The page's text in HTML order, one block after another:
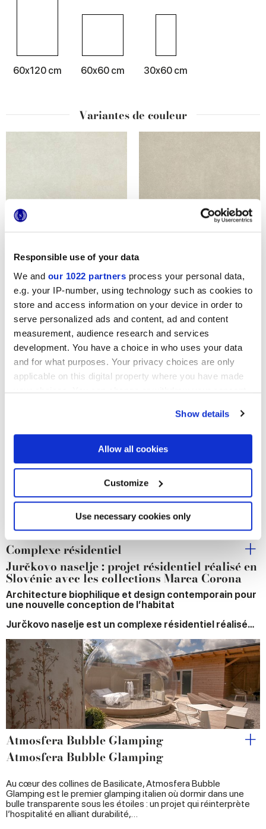
Responsible use of your data
We and our 1022 partners process your personal data,
e.g. your IP-number, using technology such as cookies to
store and access information on your device in order to
serve personalized ads and content, ad and content
measurement, audience research and services
development. You have a choice in who uses your data
and for what purposes. Your privacy choices are only
applicable on this digital property where you have made
your choices. You can change or withdraw your consent
If you allow, we would also like to:
Collect information about your geographical
location which can be accurate to within several
Identify your device by actively scanning it for
specific characteristics (fingerprinting)
Find out more about how your personal data is processed
and set your preferences in thedetails section.
We use cookies to personalise content and ads, to
provide social media features and to analyse our traffic.
We also share information about your use of our site with
our social media, advertising and analytics partners who
provided to them or that they’ve collected from your use
of their services.
Show details
Allow all cookies
Customize
Use necessary cookies only
60x120 cm 60x60 cm 30x60 cm
Variantes de couleur
DESYGN WHITE
Projets
Complexe résidentiel
Jurčkovo naselje : projet résidentiel réalisé en
Slovénie avec les collections Marca Corona
Architecture biophilique et design contemporain pour
une nouvelle conception de l’habitat
Jurčkovo naselje est un complexe résidentiel réalisé…
Atmosfera Bubble Glamping
Atmosfera Bubble Glamping
Au cœur des collines de Basilicate, Atmosfera Bubble
Glamping est le premier glamping italien où dormir dans une
bulle transparente sous les étoiles : un projet qui réinterprète
l’hospitalité en alliant durabilité,…